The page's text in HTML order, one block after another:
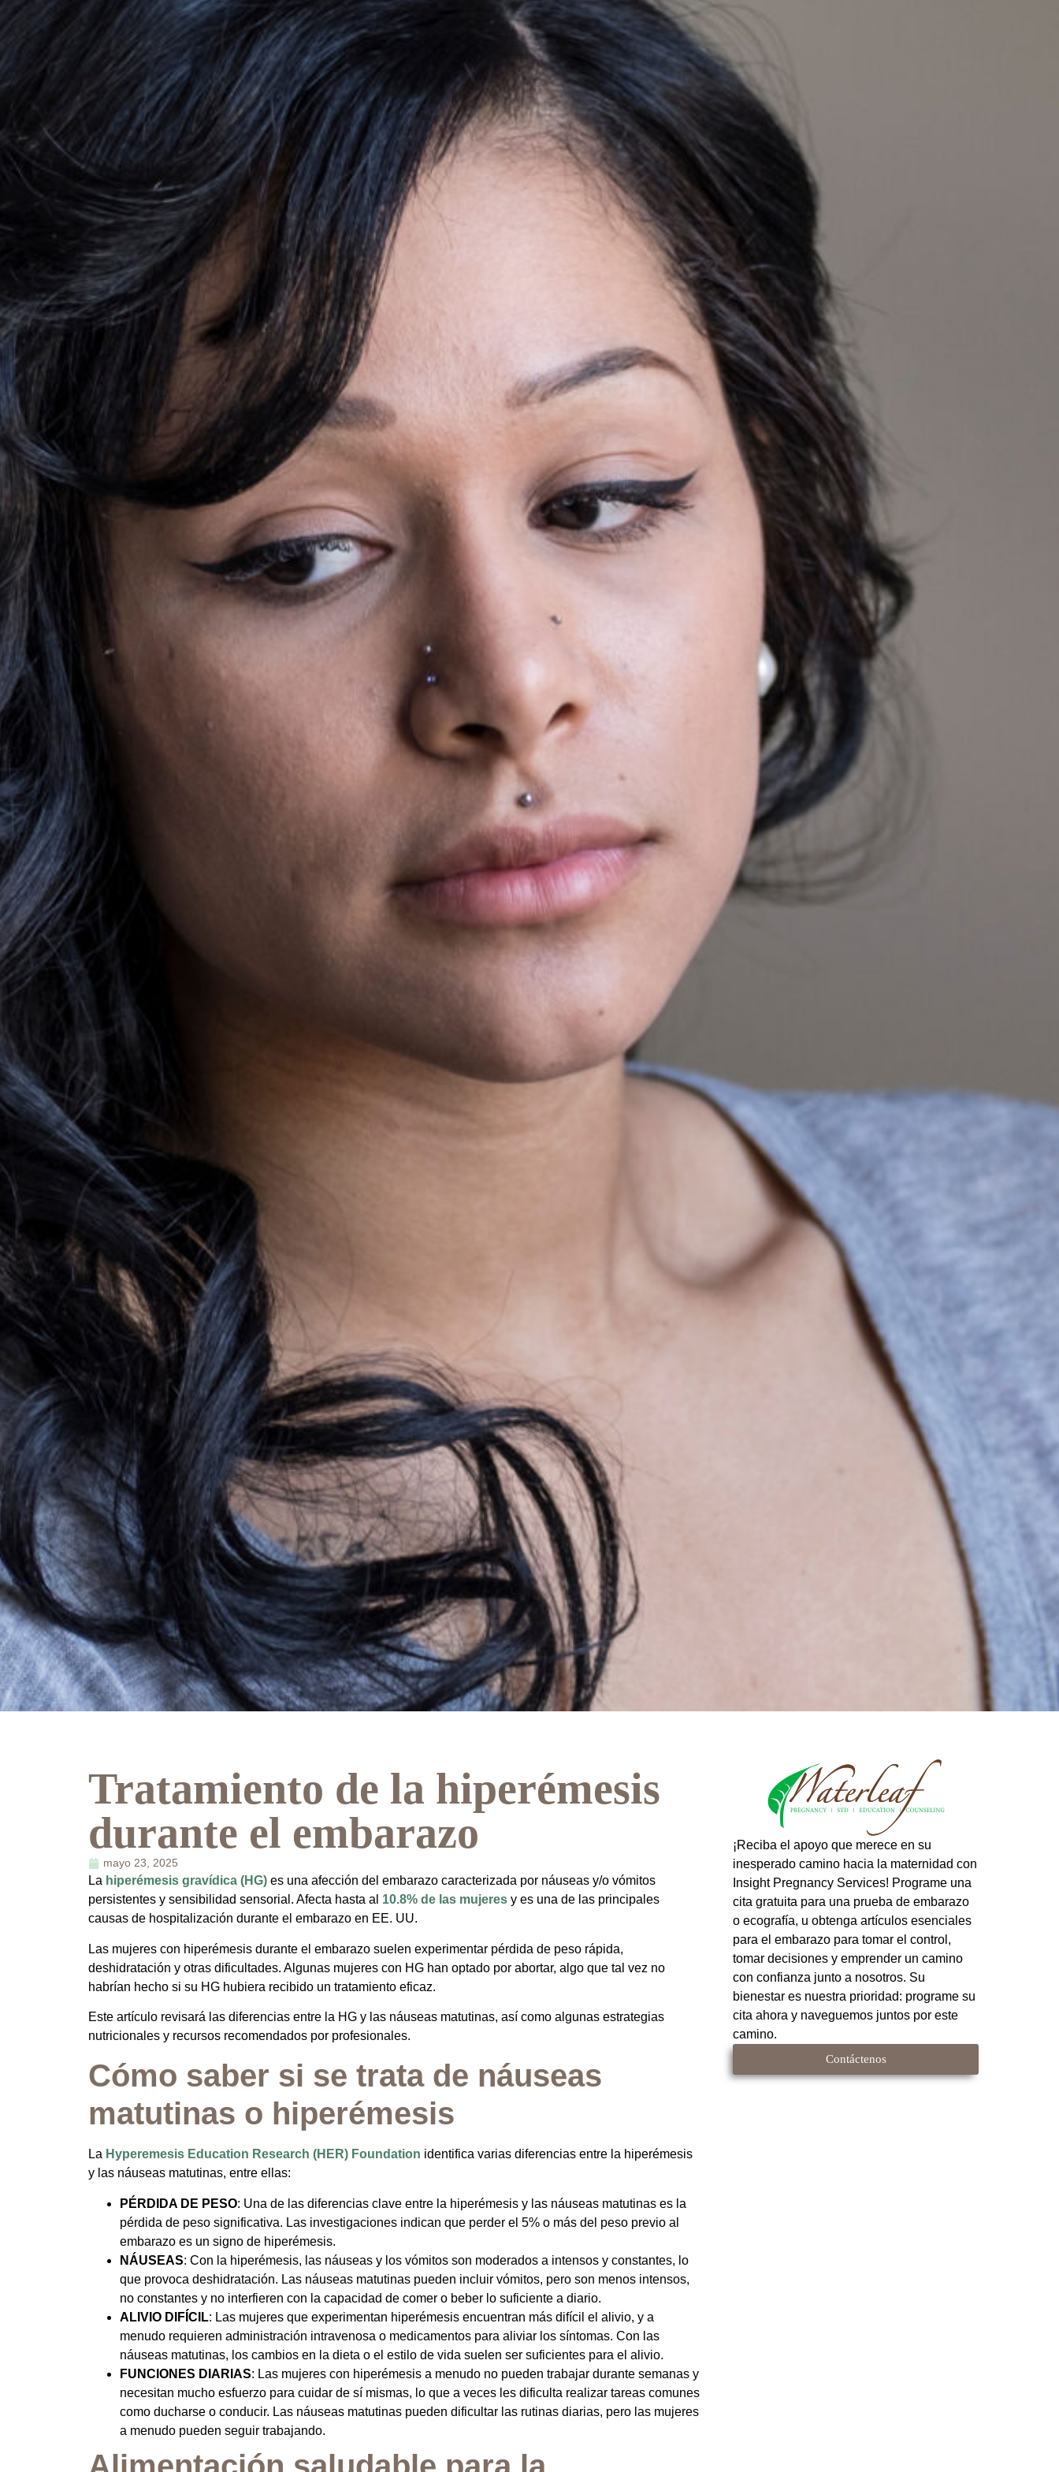
Tratamiento de la hiperémesis
durante el embarazo
mayo 23, 2025
La hiperémesis gravídica (HG) es una afección del embarazo caracterizada por náuseas y/o vómitos
persistentes y sensibilidad sensorial. Afecta hasta al 10.8% de las mujeres y es una de las principales
causas de hospitalización durante el embarazo en EE. UU.
Las mujeres con hiperémesis durante el embarazo suelen experimentar pérdida de peso rápida,
deshidratación y otras dificultades. Algunas mujeres con HG han optado por abortar, algo que tal vez no
habrían hecho si su HG hubiera recibido un tratamiento eficaz.
Este artículo revisará las diferencias entre la HG y las náuseas matutinas, así como algunas estrategias
nutricionales y recursos recomendados por profesionales.
Cómo saber si se trata de náuseas
matutinas o hiperémesis
La Hyperemesis Education Research (HER) Foundation identifica varias diferencias entre la hiperémesis
y las náuseas matutinas, entre ellas:
PÉRDIDA DE PESO: Una de las diferencias clave entre la hiperémesis y las náuseas matutinas es la
pérdida de peso significativa. Las investigaciones indican que perder el 5% o más del peso previo al
embarazo es un signo de hiperémesis.
NÁUSEAS: Con la hiperémesis, las náuseas y los vómitos son moderados a intensos y constantes, lo
que provoca deshidratación. Las náuseas matutinas pueden incluir vómitos, pero son menos intensos,
no constantes y no interfieren con la capacidad de comer o beber lo suficiente a diario.
ALIVIO DIFÍCIL: Las mujeres que experimentan hiperémesis encuentran más difícil el alivio, y a
menudo requieren administración intravenosa o medicamentos para aliviar los síntomas. Con las
náuseas matutinas, los cambios en la dieta o el estilo de vida suelen ser suficientes para el alivio.
FUNCIONES DIARIAS: Las mujeres con hiperémesis a menudo no pueden trabajar durante semanas y
necesitan mucho esfuerzo para cuidar de sí mismas, lo que a veces les dificulta realizar tareas comunes
como ducharse o conducir. Las náuseas matutinas pueden dificultar las rutinas diarias, pero las mujeres
a menudo pueden seguir trabajando.
¡Reciba el apoyo que merece en su
inesperado camino hacia la maternidad con
Insight Pregnancy Services! Programe una
cita gratuita para una prueba de embarazo
o ecografía, u obtenga artículos esenciales
para el embarazo para tomar el control,
tomar decisiones y emprender un camino
con confianza junto a nosotros. Su
bienestar es nuestra prioridad: programe su
cita ahora y naveguemos juntos por este
camino.
Contáctenos